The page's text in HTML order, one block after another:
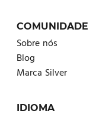
COMUNIDADE
Sobre nós
Blog
Marca Silver
IDIOMA